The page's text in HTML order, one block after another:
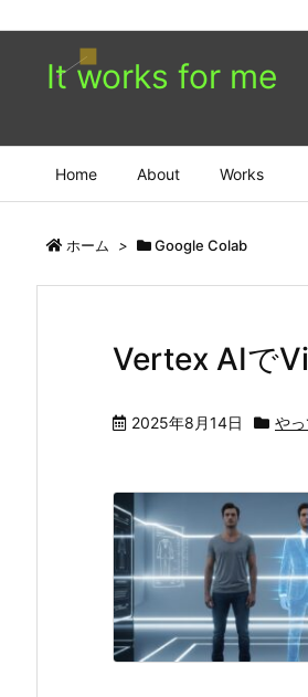
It works for me
Home About Works
ホーム > Google Colab
Vertex AIで
2025年8月14日 や